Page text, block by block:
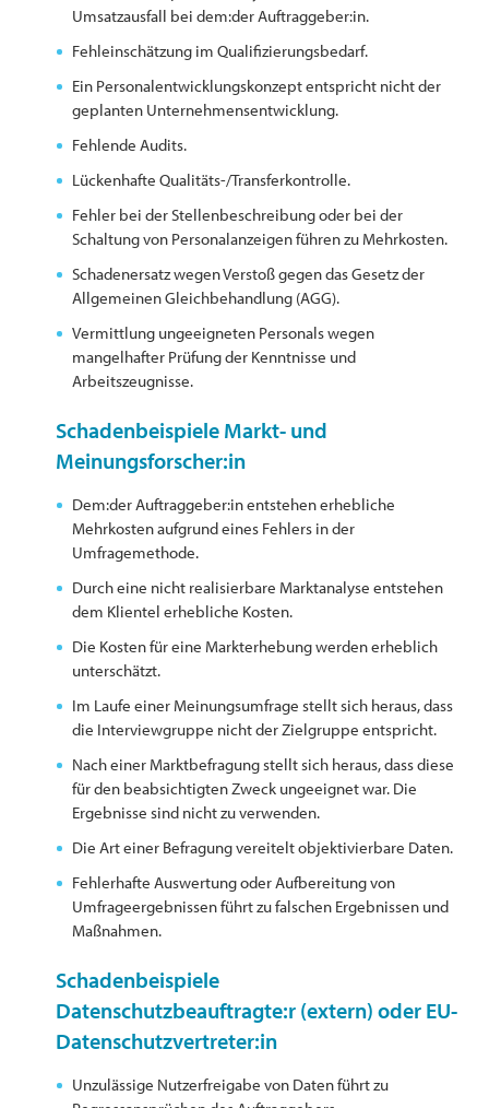
Umsatzausfall bei dem:der Auftraggeber:in.
Fehleinschätzung im Qualifizierungsbedarf.
Ein Personalentwicklungskonzept entspricht nicht der
geplanten Unternehmensentwicklung.
Fehlende Audits.
Lückenhafte Qualitäts-/Transferkontrolle.
Fehler bei der Stellenbeschreibung oder bei der
Schaltung von Personalanzeigen führen zu Mehrkosten.
Schadenersatz wegen Verstoß gegen das Gesetz der
Allgemeinen Gleichbehandlung (AGG).
Vermittlung ungeeigneten Personals wegen
mangelhafter Prüfung der Kenntnisse und
Arbeitszeugnisse.
Schadenbeispiele Markt- und
Meinungsforscher:in
Dem:der Auftraggeber:in entstehen erhebliche
Mehrkosten aufgrund eines Fehlers in der
Umfragemethode.
Durch eine nicht realisierbare Marktanalyse entstehen
dem Klientel erhebliche Kosten.
Die Kosten für eine Markterhebung werden erheblich
unterschätzt.
Im Laufe einer Meinungsumfrage stellt sich heraus, dass
die Interviewgruppe nicht der Zielgruppe entspricht.
Nach einer Marktbefragung stellt sich heraus, dass diese
für den beabsichtigten Zweck ungeeignet war. Die
Ergebnisse sind nicht zu verwenden.
Die Art einer Befragung vereitelt objektivierbare Daten.
Fehlerhafte Auswertung oder Aufbereitung von
Umfrageergebnissen führt zu falschen Ergebnissen und
Maßnahmen.
Schadenbeispiele
Datenschutzbeauftragte:r (extern) oder EU-
Datenschutzvertreter:in
Unzulässige Nutzerfreigabe von Daten führt zu